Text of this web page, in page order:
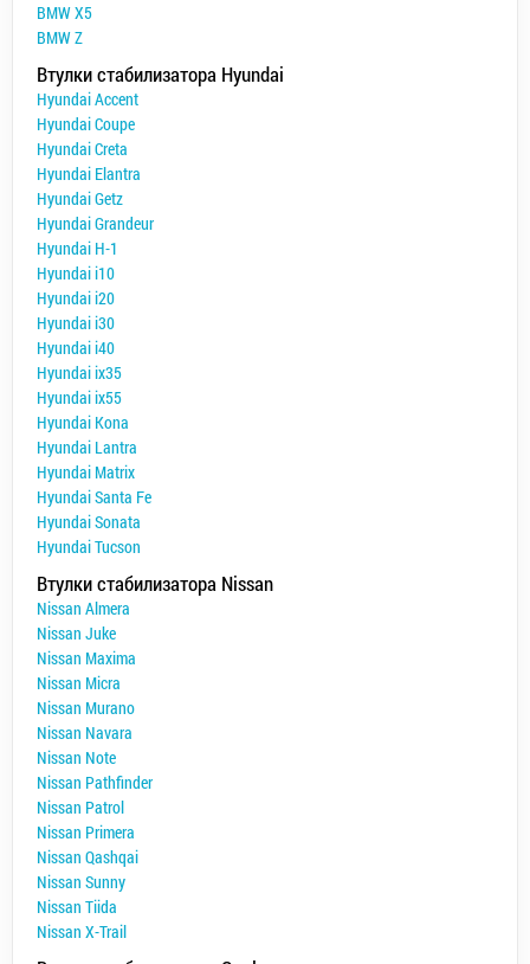
BMW X5
BMW Z
Втулки стабилизатора Hyundai
Hyundai Accent
Hyundai Coupe
Hyundai Creta
Hyundai Elantra
Hyundai Getz
Hyundai Grandeur
Hyundai H-1
Hyundai i10
Hyundai i20
Hyundai i30
Hyundai i40
Hyundai ix35
Hyundai ix55
Hyundai Kona
Hyundai Lantra
Hyundai Matrix
Hyundai Santa Fe
Hyundai Sonata
Hyundai Tucson
Втулки стабилизатора Nissan
Nissan Almera
Nissan Juke
Nissan Maxima
Nissan Micra
Nissan Murano
Nissan Navara
Nissan Note
Nissan Pathfinder
Nissan Patrol
Nissan Primera
Nissan Qashqai
Nissan Sunny
Nissan Tiida
Nissan X-Trail